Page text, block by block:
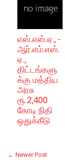
எஸ்.எஸ்.ஏ., -
ஆர்.எம்.எஸ்.
ஏ.,
திட்டங்களு
க்கு மத்திய
அரசு
ரூ.2,400
கோடி நிதி
ஒதுக்கீடு
← Newer Post